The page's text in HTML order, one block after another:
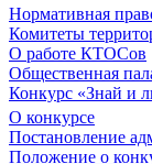
Нормативная
Комитеты
О работе КТОСов
Общественная
Конкурс «Знай и
О конкурсе
Постановление
Положение о